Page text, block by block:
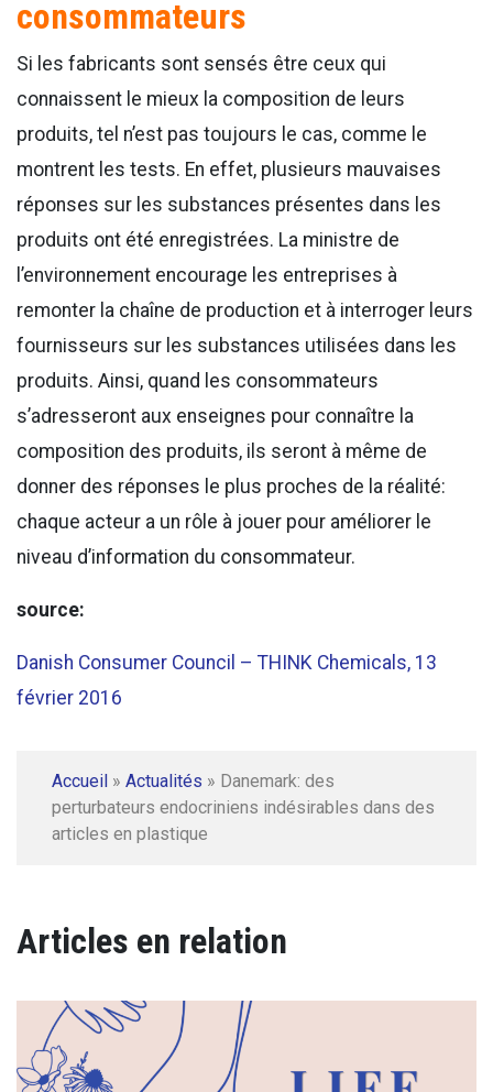
consommateurs
Si les fabricants sont sensés être ceux qui
connaissent le mieux la composition de leurs
produits, tel n’est pas toujours le cas, comme le
montrent les tests. En effet, plusieurs mauvaises
réponses sur les substances présentes dans les
produits ont été enregistrées. La ministre de
l’environnement encourage les entreprises à
remonter la chaîne de production et à interroger leurs
fournisseurs sur les substances utilisées dans les
produits. Ainsi, quand les consommateurs
s’adresseront aux enseignes pour connaître la
composition des produits, ils seront à même de
donner des réponses le plus proches de la réalité:
chaque acteur a un rôle à jouer pour améliorer le
niveau d’information du consommateur.
source:
Danish Consumer Council – THINK Chemicals, 13
février 2016
Accueil » Actualités » Danemark: des
perturbateurs endocriniens indésirables dans des
articles en plastique
Articles en relation